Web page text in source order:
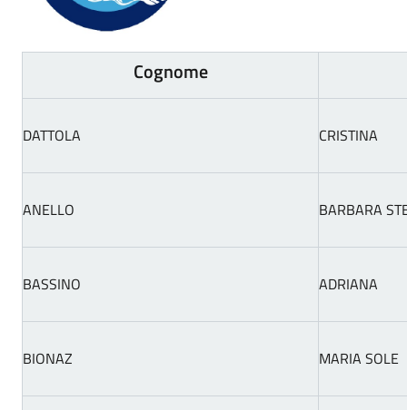
Cognome
DATTOLA CRISTINA
ANELLO BARBARA
BASSINO ADRIANA
BIONAZ MARIA SOLE